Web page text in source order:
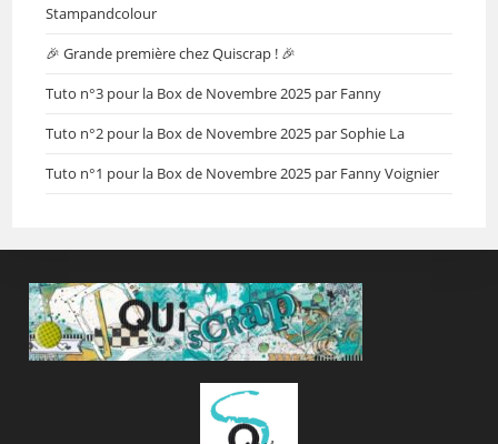
Stampandcolour
🎉 Grande première chez Quiscrap ! 🎉
Tuto n°3 pour la Box de Novembre 2025 par Fanny
Tuto n°2 pour la Box de Novembre 2025 par Sophie La
Tuto n°1 pour la Box de Novembre 2025 par Fanny Voignier